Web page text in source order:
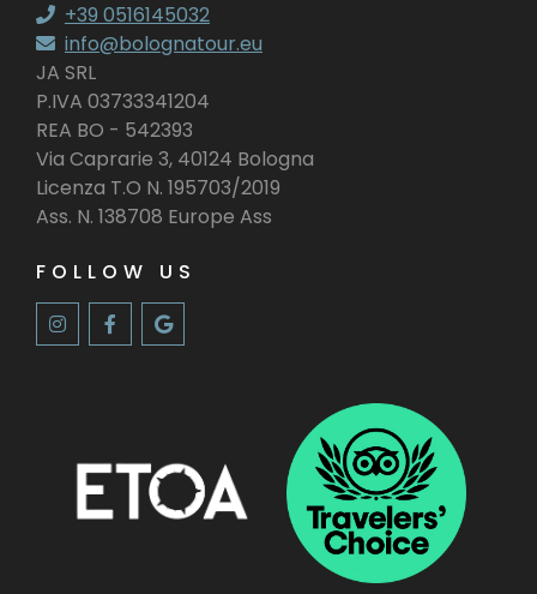
+39 0516145032
info@bolognatour.eu
JA SRL
P.IVA 03733341204
REA BO - 542393
Via Caprarie 3, 40124 Bologna
Licenza T.O N. 195703/2019
Ass. N. 138708 Europe Ass
FOLLOW US